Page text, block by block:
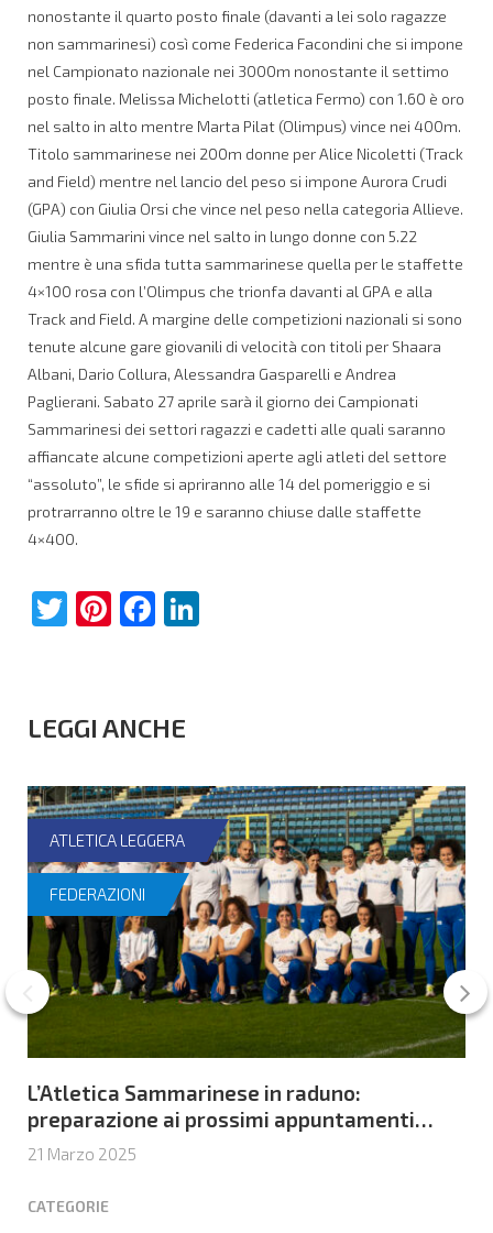
nonostante il quarto posto finale (davanti a lei solo ragazze
non sammarinesi) così come Federica Facondini che si impone
nel Campionato nazionale nei 3000m nonostante il settimo
posto finale. Melissa Michelotti (atletica Fermo) con 1.60 è oro
nel salto in alto mentre Marta Pilat (Olimpus) vince nei 400m.
Titolo sammarinese nei 200m donne per Alice Nicoletti (Track
and Field) mentre nel lancio del peso si impone Aurora Crudi
(GPA) con Giulia Orsi che vince nel peso nella categoria Allieve.
Giulia Sammarini vince nel salto in lungo donne con 5.22
mentre è una sfida tutta sammarinese quella per le staffette
4×100 rosa con l’Olimpus che trionfa davanti al GPA e alla
Track and Field. A margine delle competizioni nazionali si sono
tenute alcune gare giovanili di velocità con titoli per Shaara
Albani, Dario Collura, Alessandra Gasparelli e Andrea
Paglierani. Sabato 27 aprile sarà il giorno dei Campionati
Sammarinesi dei settori ragazzi e cadetti alle quali saranno
affiancate alcune competizioni aperte agli atleti del settore
“assoluto”, le sfide si apriranno alle 14 del pomeriggio e si
protrarranno oltre le 19 e saranno chiuse dalle staffette
4×400.
Twitter
Pinterest
Facebook
LEGGI ANCHE
ATLETICA LEGGERA
FEDERAZIONI
L’Atletica Sammarinese in raduno:
preparazione ai prossimi appuntamenti
Internazionali
21 Marzo 2025
CATEGORIE